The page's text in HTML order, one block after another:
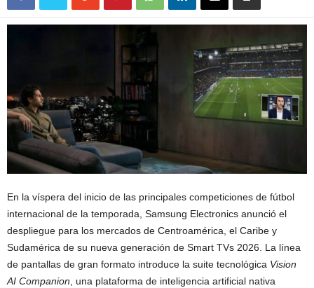
En la víspera del inicio de las principales competiciones de fútbol
internacional de la temporada, Samsung Electronics anunció el
despliegue para los mercados de Centroamérica, el Caribe y
Sudamérica de su nueva generación de Smart TVs 2026. La línea
de pantallas de gran formato introduce la suite tecnológica Vision
AI Companion, una plataforma de inteligencia artificial nativa